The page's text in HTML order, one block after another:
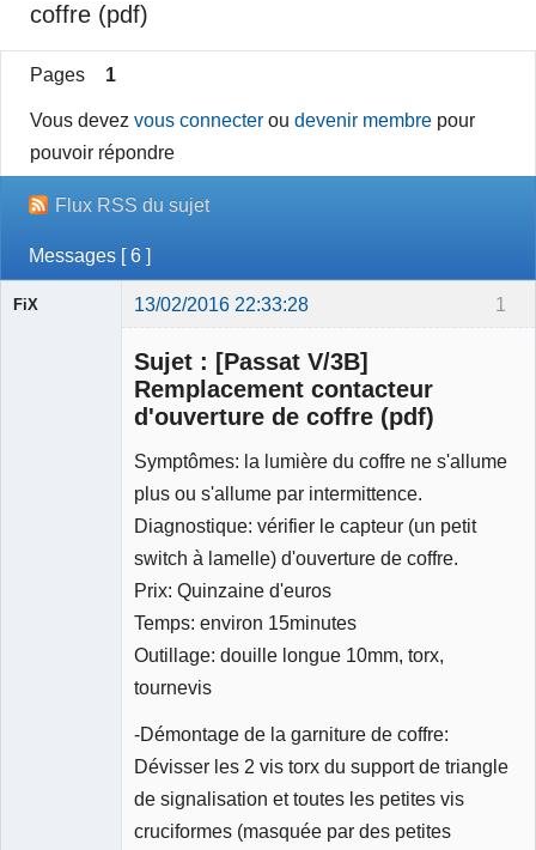
coffre (pdf)
Pages 1
Vous devezvous connecter oudevenir membre pour
pouvoir répondre
Flux RSS du sujet
Messages [ 6 ]
1
FiX 13/02/2016 22:33:28
Sujet : [Passat V/3B]
Remplacement contacteur
d'ouverture de coffre (pdf)
Symptômes: la lumière du coffre ne s'allume
plus ou s'allume par intermittence.
Diagnostique: vérifier le capteur (un petit
switch à lamelle) d'ouverture de coffre.
Prix: Quinzaine d'euros
Temps: environ 15minutes
Outillage: douille longue 10mm, torx,
tournevis
-Démontage de la garniture de coffre:
Dévisser les 2 vis torx du support de triangle
de signalisation et toutes les petites vis
cruciformes (masquée par des petites